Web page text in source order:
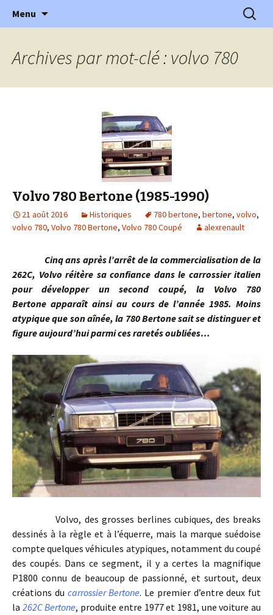
l'Automobile Ancienne
l'automobile ancienne : articles, historiques
…
Menu
Archives par mot-clé : volvo 780
Volvo 780 Bertone (1985-1990)
21 août 2016 Historiques 780 bertone, bertone, volvo,
volvo 780, Volvo 780 Bertone, Volvo 780 Coupé alexrenault
Cinq ans après l’arrêt de la commercialisation de la
262C, Volvo réitère sa confiance dans le carrossier italien
pour développer un second coupé, la Volvo 780
Bertone apparaît ainsi au cours de l’année 1985. Moins
atypique que son aînée, la 780 Bertone sait se distinguer et
figure aujourd’hui parmi ces raretés oubliées…
Volvo, des grosses berlines cubiques, des breaks
dessinés à la règle et à l’équerre, mais la marque suédoise
compte quelques véhicules atypiques, notamment du coupé
des coupés. Dans ce segment, il y a certes la magnifique
P1800 connu de beaucoup de passionné, et surtout, deux
créations du carrossier Bertone. Le premier d’entre deux fut
la 262C Bertone, produite entre 1977 et 1981, une voiture au